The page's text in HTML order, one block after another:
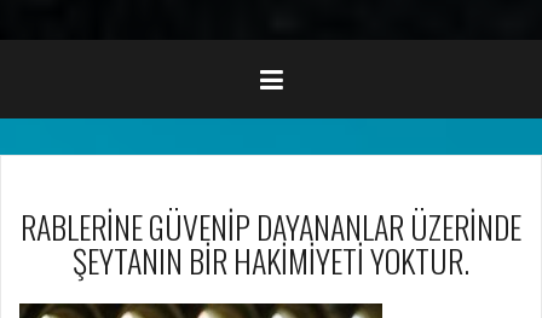
RABLERİNE GÜVENİP DAYANANLAR ÜZERİNDE
ŞEYTANIN BİR HAKİMİYETİ YOKTUR.